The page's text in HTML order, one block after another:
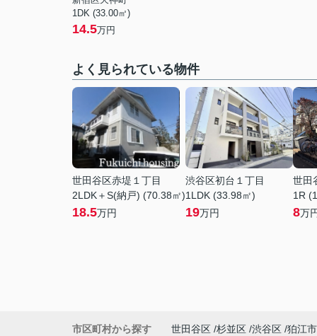
1DK (33.00㎡)
14.5万円
よく見られている物件
世田谷区赤堤１丁目
2LDK＋S(納戸) (70.38㎡)
18.5万円
渋谷区初台１丁目
1LDK (33.98㎡)
19万円
世田
1R
8万
市区町村から探す 世田谷区 杉並区 渋谷区 狛江市